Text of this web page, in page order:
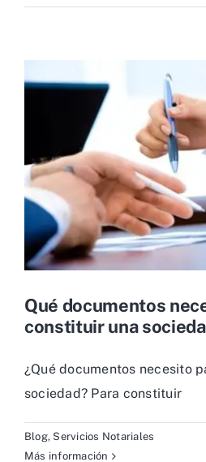
Qué documentos
constituir una
¿Qué documentos necesito
sociedad? Para constituir
Blog, Servicios Notariales
Más información